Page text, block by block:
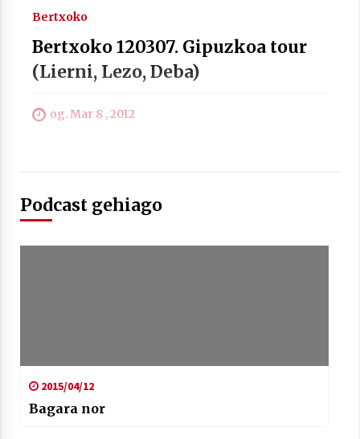
Arrosaren 20 urteez
2021/07/03
Bertxoko
Bertxoko 120307. Gipuzkoa tour
(Lierni, Lezo, Deba)
og. Mar 8 , 2012
Podcast gehiago
2015/04/12
Bagara nor